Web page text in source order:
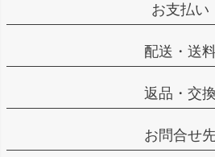
お支払い
配送・送
返品・交換
お問合せ